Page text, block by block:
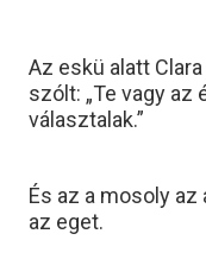
Az eskü alatt
szólt: „Te vagy az
választalak.”
És az a mosoly az
az eget.